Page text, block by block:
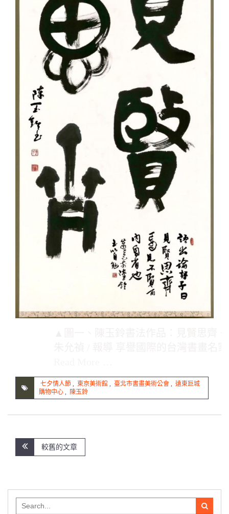
七夕情人節 , 東京美術館 , 臺北市書畫美術公會 , 遠東巨城
購物中心 , 陳玉鈴
文
章
較舊的文章
Search
for: